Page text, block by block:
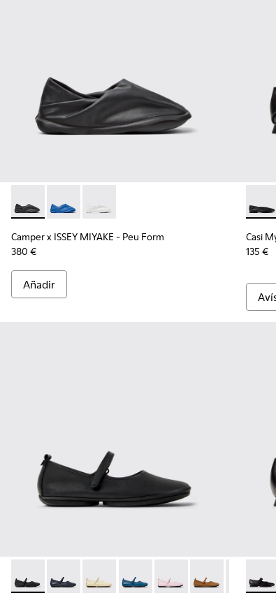
Camper x ISSEY MIYAKE - Peu Form - K201849-001
Camper x ISSEY MIYAKE - Peu Form -
Camper x ISSEY MIYAKE - Peu Form
Camper x ISSEY MIYAKE - Peu Form
380 €
Añadir
Casi
Casi
135 €
Right Nina - K201365-021 - Zapatos de piel negros
Right Nina - K201365-039
Right Nina - K201365-036
Right Nina - K201365-035
Right Nina - K201365-034
Right Nina -
RightCasi